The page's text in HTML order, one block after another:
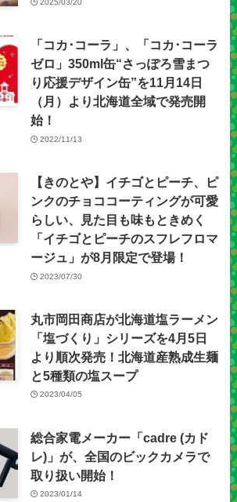
2025/03/20
「コカ･コーラ」、「コカ･コーラ
ゼロ」350ml缶“さっぽろ雪まつ
り応援デザイン缶”を11月14日
（月）より北海道全域で発売開
始！
2022/11/13
【きのとや】イチゴとピーチ、ピ
ンクのチョココーティングが可愛
らしい、見た目も味もときめく
「イチゴとピーチのスフレフロマ
ージュ」が8月限定で登場！
2023/07/30
丸市岡田商店が北海道塩ラーメン
「塩づくり」シリーズを4月5日
より順次発売！北海道産熟成生麺
と5種類の塩スープ
2023/04/05
総合家電メーカー「cadre (カド
レ)」が、全国のビックカメラで
取り扱い開始！
2023/01/14